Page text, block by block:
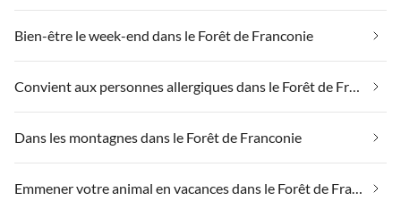
Bien-être le week-end dans le Forêt de Franconie
Convient aux personnes allergiques dans le Forêt de Franconie
Dans les montagnes dans le Forêt de Franconie
Emmener votre animal en vacances dans le Forêt de Franconie